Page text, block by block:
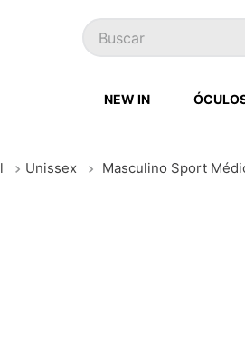
Buscar
NEW IN
Unissex Masculino Sport